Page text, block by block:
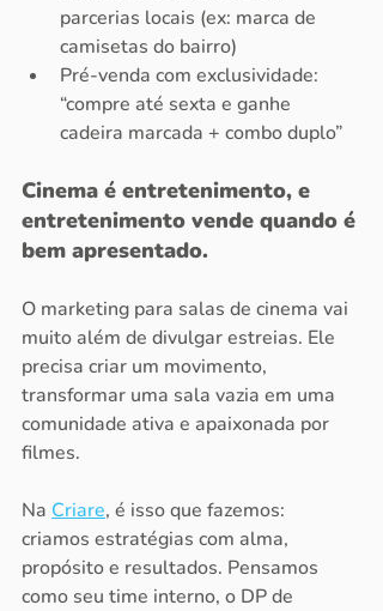
parcerias locais (ex: marca de
camisetas do bairro)
Pré-venda com exclusividade:
“compre até sexta e ganhe
cadeira marcada + combo duplo”
Cinema é entretenimento, e
entretenimento vende quando é
bem apresentado.
O marketing para salas de cinema vai
muito além de divulgar estreias. Ele
precisa criar um movimento,
transformar uma sala vazia em uma
comunidade ativa e apaixonada por
filmes.
Na Criare, é isso que fazemos:
criamos estratégias com alma,
propósito e resultados. Pensamos
como seu time interno, o DP de